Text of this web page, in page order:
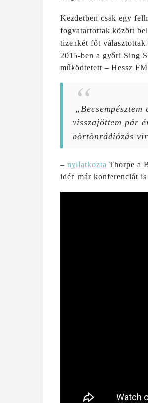
Kezdetben csak egy
fogvatartottak között
tizenkét főt
2015-ben a győri Sing
működtetett – Hessz
visszajöttem pár
börtönrádiózás
– nyilatkozta Thorpe a
idén már konferenciát